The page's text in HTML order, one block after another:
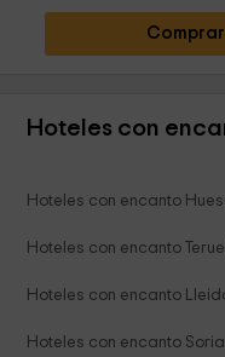
Hoteles con
Hoteles con encanto
Hoteles con encanto Teruel
Hoteles con encanto
Hoteles con encanto Soria